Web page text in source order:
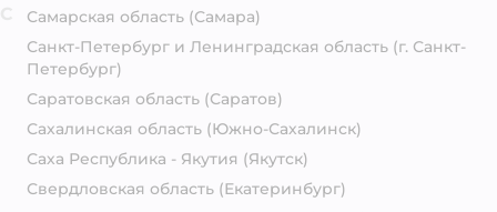
Самарская область (Самара)
Санкт-Петербург и Ленинградская область (г. Санкт-
Петербург)
Саратовская область (Саратов)
Сахалинская область (Южно-Сахалинск)
Саха Республика - Якутия (Якутск)
Свердловская область (Екатеринбург)